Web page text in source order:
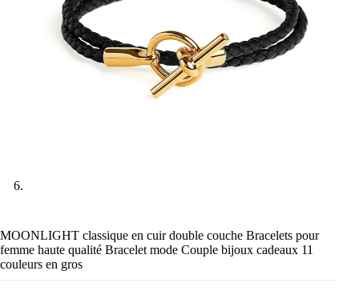
MOONLIGHT classique en cuir double couche Bracelets pour
femme haute qualité Bracelet mode Couple bijoux cadeaux 11
couleurs en gros